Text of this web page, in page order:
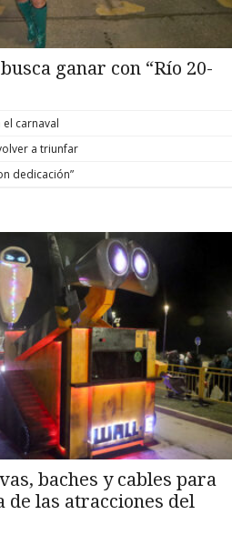
ganar con “Río 20-
carnaval
a triunfar
dedicación”
baches y cables para
de las atracciones del